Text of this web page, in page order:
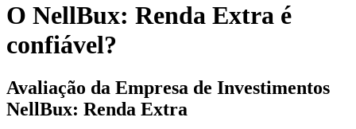
O NellBux: Renda Extra é
confiável?
Avaliação da Empresa de Investimentos
NellBux: Renda Extra